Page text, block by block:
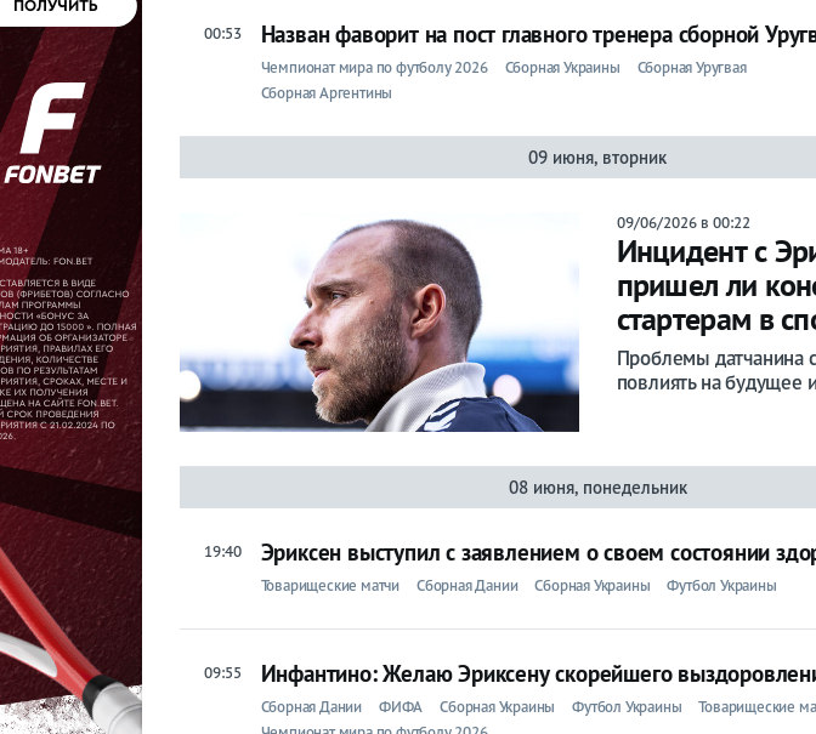
00:53 Назван фаворит на пост главного тренера сборной
Чемпионат мира по футболу 2026 Сборная Украины
Сборная Уругвая
Сборная Аргентины
09 июня, вторник
09/06/2026 в 00:22
Инцидент с
пришел ли
стартерам в
Проблемы датчанина
повлиять на будущее
08 июня, понедельник
19:40 Эриксен выступил с заявлением о своем состоянии
Товарищеские матчи Сборная Дании Сборная Украины Футбол Украины
09:55 Инфантино: Желаю Эриксену скорейшего
Сборная Дании ФИФА Сборная Украины Футбол Украины
Товарищеские
Прогнозы
на спорт
Букмекеры
Хоккей
Теннис
Бои
Прочие
Игры